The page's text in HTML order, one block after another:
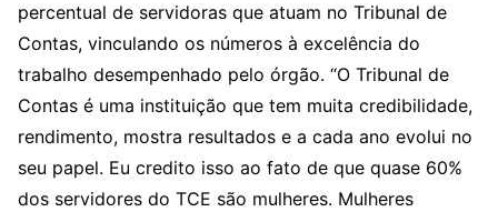
percentual de servidoras que atuam no Tribunal de
Contas, vinculando os números à excelência do
trabalho desempenhado pelo órgão. “O Tribunal de
Contas é uma instituição que tem muita credibilidade,
rendimento, mostra resultados e a cada ano evolui no
seu papel. Eu credito isso ao fato de que quase 60%
dos servidores do TCE são mulheres. Mulheres